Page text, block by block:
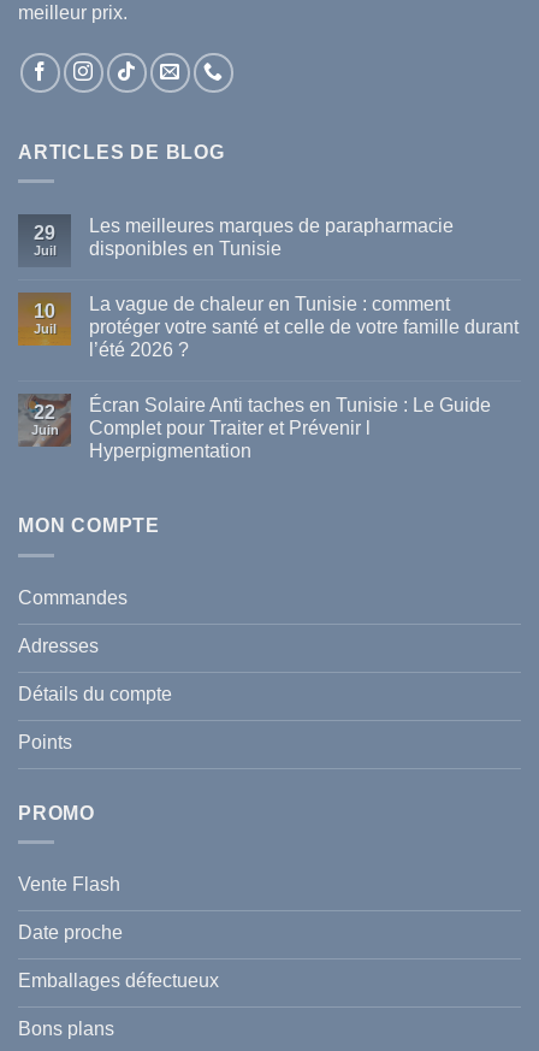
meilleur prix.
ARTICLES DE BLOG
29
Juil
Les meilleures marques de parapharmacie
disponibles en Tunisie
sur
meilleures
marques
disponibles
en
Tunisie
10
Juil
La vague de chaleur en Tunisie : comment
protéger votre santé et celle de votre famille durant
l’été 2026 ?
sur
La
vague
de
comment
et
celle
de
votre
famille
durant
l’été
2026
?
22
Juin
Écran Solaire Anti taches en Tunisie : Le Guide
Complet pour Traiter et Prévenir l
Hyperpigmentation
Écran
Tunisie
Guide
Traiter
Prévenir
MON COMPTE
Commandes
Adresses
Détails du compte
Points
PROMO
Vente Flash
Date proche
Emballages défectueux
Bons plans